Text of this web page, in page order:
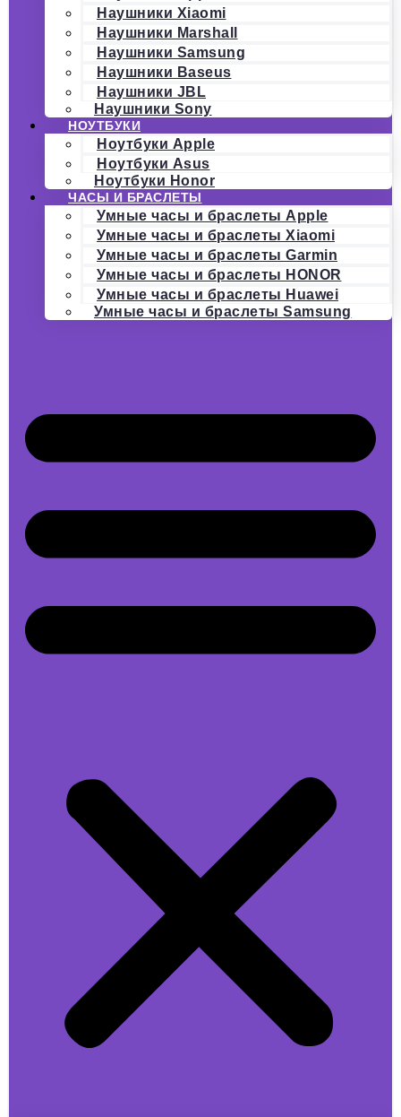
Наушники Xiaomi
Наушники Marshall
Наушники Samsung
Наушники Baseus
Наушники JBL
Наушники Sony
НОУТБУКИ
Ноутбуки Apple
Ноутбуки Asus
Ноутбуки Honor
ЧАСЫ И БРАСЛЕТЫ
Умные часы и браслеты Apple
Умные часы и браслеты Xiaomi
Умные часы и браслеты Garmin
Умные часы и браслеты HONOR
Умные часы и браслеты Huawei
Умные часы и браслеты Samsung